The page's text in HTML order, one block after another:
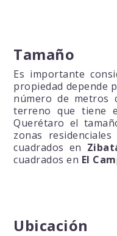
Tamaño
Es importante
propiedad depende
número de metros
terreno que tiene
Querétaro el
zonas
cuadrados en
cuadrados en El
Ubicación